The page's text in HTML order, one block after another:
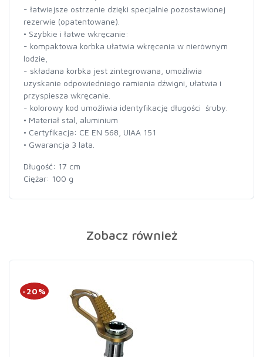
- łatwiejsze ostrzenie dzięki specjalnie pozostawionej
rezerwie (opatentowane).
• Szybkie i łatwe wkręcanie:
- kompaktowa korbka ułatwia wkręcenia w nierównym
lodzie,
- składana korbka jest zintegrowana, umożliwia
uzyskanie odpowiedniego ramienia dźwigni, ułatwia i
przyspiesza wkręcanie.
- kolorowy kod umożliwia identyfikację długości śruby.
• Materiał stal, aluminium
• Certyfikacja: CE EN 568, UIAA 151
• Gwarancja 3 lata.
Długość: 17 cm
Ciężar: 100 g
Zobacz również
-20%